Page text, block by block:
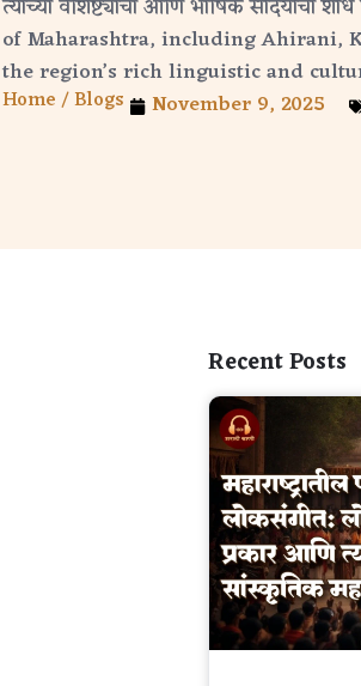
त्यांच्या वैशिष्ट्यांचा आणि भाषिक
of Maharashtra, including Ahirani,
the region’s rich linguistic and
Home /Blogs November 9, 2025
Recent Posts